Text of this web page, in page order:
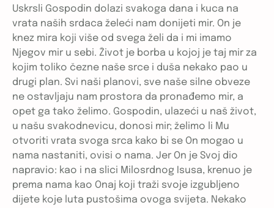
Uskrsli Gospodin dolazi svakoga dana i kuca na
vrata naših srdaca želeći nam donijeti mir. On je
knez mira koji više od svega želi da i mi imamo
Njegov mir u sebi. Život je borba u kojoj je taj mir za
kojim toliko čezne naše srce i duša nekako pao u
drugi plan. Svi naši planovi, sve naše silne obveze
ne ostavljaju nam prostora da pronađemo mir, a
opet ga tako želimo. Gospodin, ulazeći u naš život,
u našu svakodnevicu, donosi mir; želimo li Mu
otvoriti vrata svoga srca kako bi se On mogao u
nama nastaniti, ovisi o nama. Jer On je Svoj dio
napravio: kao i na slici Milosrdnog Isusa, krenuo je
prema nama kao Onaj koji traži svoje izgubljeno
dijete koje luta pustošima ovoga svijeta. Nekako